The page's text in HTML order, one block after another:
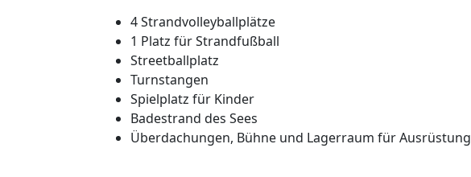
4 Strandvolleyballplätze
1 Platz für Strandfußball
Streetballplatz
Turnstangen
Spielplatz für Kinder
Badestrand des Sees
Überdachungen, Bühne und Lagerraum für Ausrüstung